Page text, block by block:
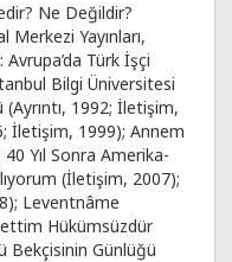
Ne Değildir?
Yayınları,
Türk İşçi
Bilgi Üniversitesi
(Ayrıntı, 1992; İletişim,
İletişim, 1999); Annem
Yıl Sonra Amerika-
(İletişim, 2007);
Leventnâme
Hükümsüzdür
Bekçisinin Günlüğü